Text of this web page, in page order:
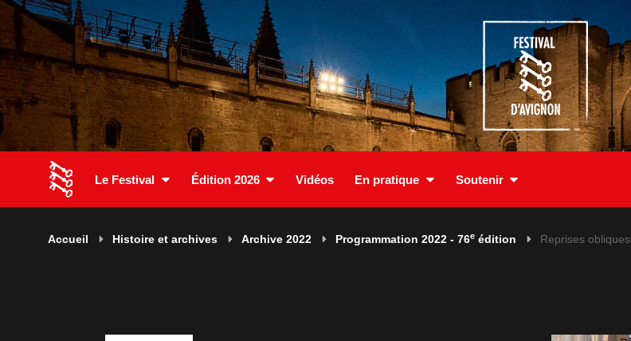
Le Festival Édition 2026 Vidéos En pratique Soutenir
Accueil Histoire et archives Archive 2022 Programmation 2022 - 76e édition Reprises obliques